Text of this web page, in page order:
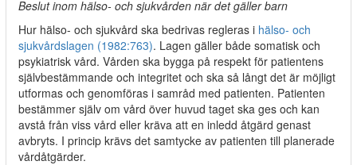
Beslut inom hälso- och sjukvården när det gäller barn
Hur hälso- och sjukvård ska bedrivas regleras i hälso- och
sjukvårdslagen (1982:763). Lagen gäller både somatisk och
psykiatrisk vård. Vården ska bygga på respekt för patientens
självbestämmande och integritet och ska så långt det är möjligt
utformas och genomföras i samråd med patienten. Patienten
bestämmer själv om vård över huvud taget ska ges och kan
avstå från viss vård eller kräva att en inledd åtgärd genast
avbryts. I princip krävs det samtycke av patienten till planerade
vårdåtgärder.